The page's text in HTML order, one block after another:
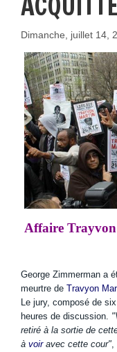
Dimanche, juillet 14,
Affaire
George Zimmerman a
meurtre de Travyon
Le jury, composé de
heures de discussion.
retiré à la sortie de
à voiravec cette cour",